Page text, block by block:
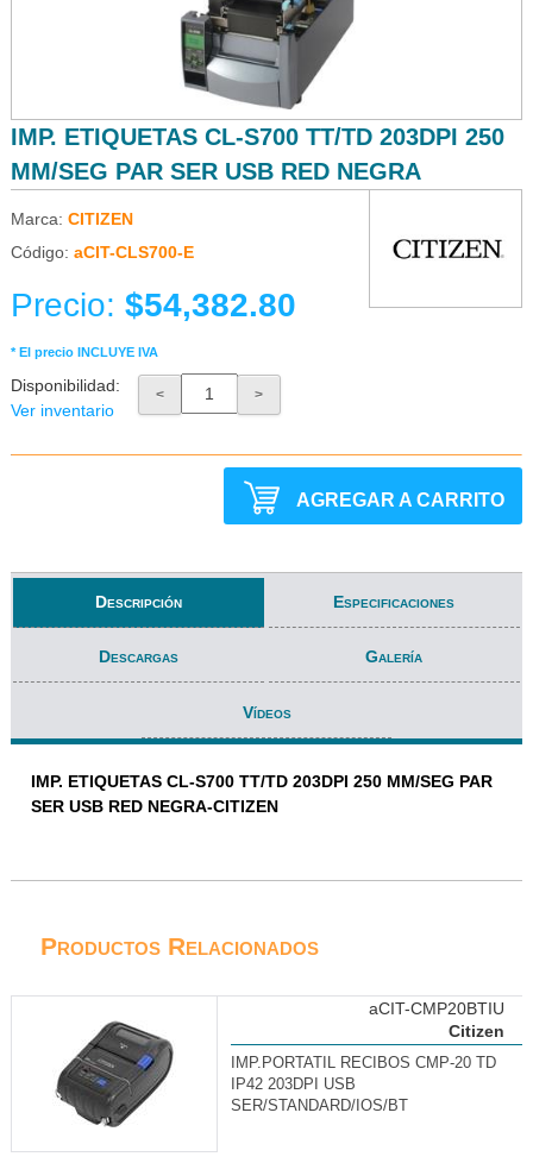
IMP. ETIQUETAS CL-S700 TT/TD 203DPI 250
MM/SEG PAR SER USB RED NEGRA
Marca: CITIZEN
Código: aCIT-CLS700-E
Precio: $54,382.80
* El precio INCLUYE IVA
Disponibilidad:
Ver inventario
< >
AGREGAR A CARRITO
Descripción Especificaciones
Descargas Galería
Vídeos
IMP. ETIQUETAS CL-S700 TT/TD 203DPI 250 MM/SEG PAR
SER USB RED NEGRA-CITIZEN
Productos Relacionados
Citizen
aCIT-CMP20BTIU
IMP.PORTATIL RECIBOS CMP-20 TD
IP42 203DPI USB
SER/STANDARD/IOS/BT